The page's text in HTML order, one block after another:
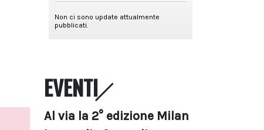
EVENTI
Al via la 2° edizione Milan